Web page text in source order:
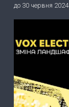
до 30 червня 2024